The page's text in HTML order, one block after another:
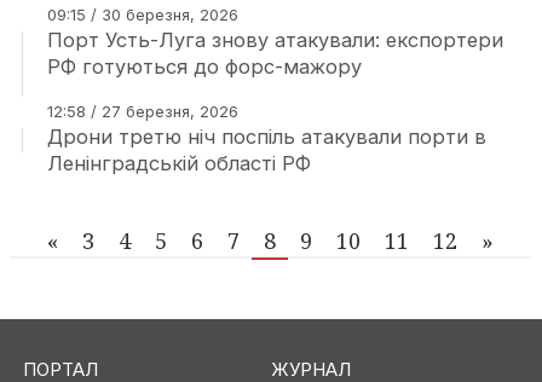
09:15 / 30 березня, 2026
Порт Усть-Луга знову атакували: експортери
РФ готуються до форс-мажору
12:58 / 27 березня, 2026
Дрони третю ніч поспіль атакували порти в
Ленінградській області РФ
« 3 4 5 6 7 8 9 10 11 12 »
ПОРТАЛ ЖУРНАЛ